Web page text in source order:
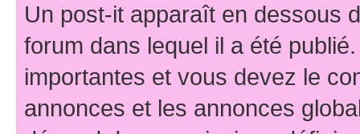
Un post-it apparaît en dessous
forum dans lequel il a été
importantes et vous devez le
annonces et les annonces